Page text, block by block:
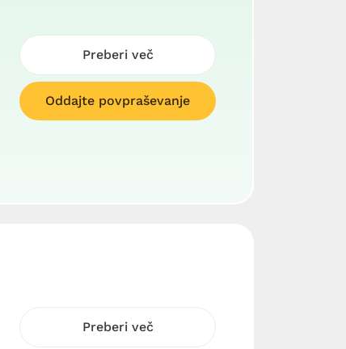
Preberi več
Oddajte povpraševanje
Preberi več